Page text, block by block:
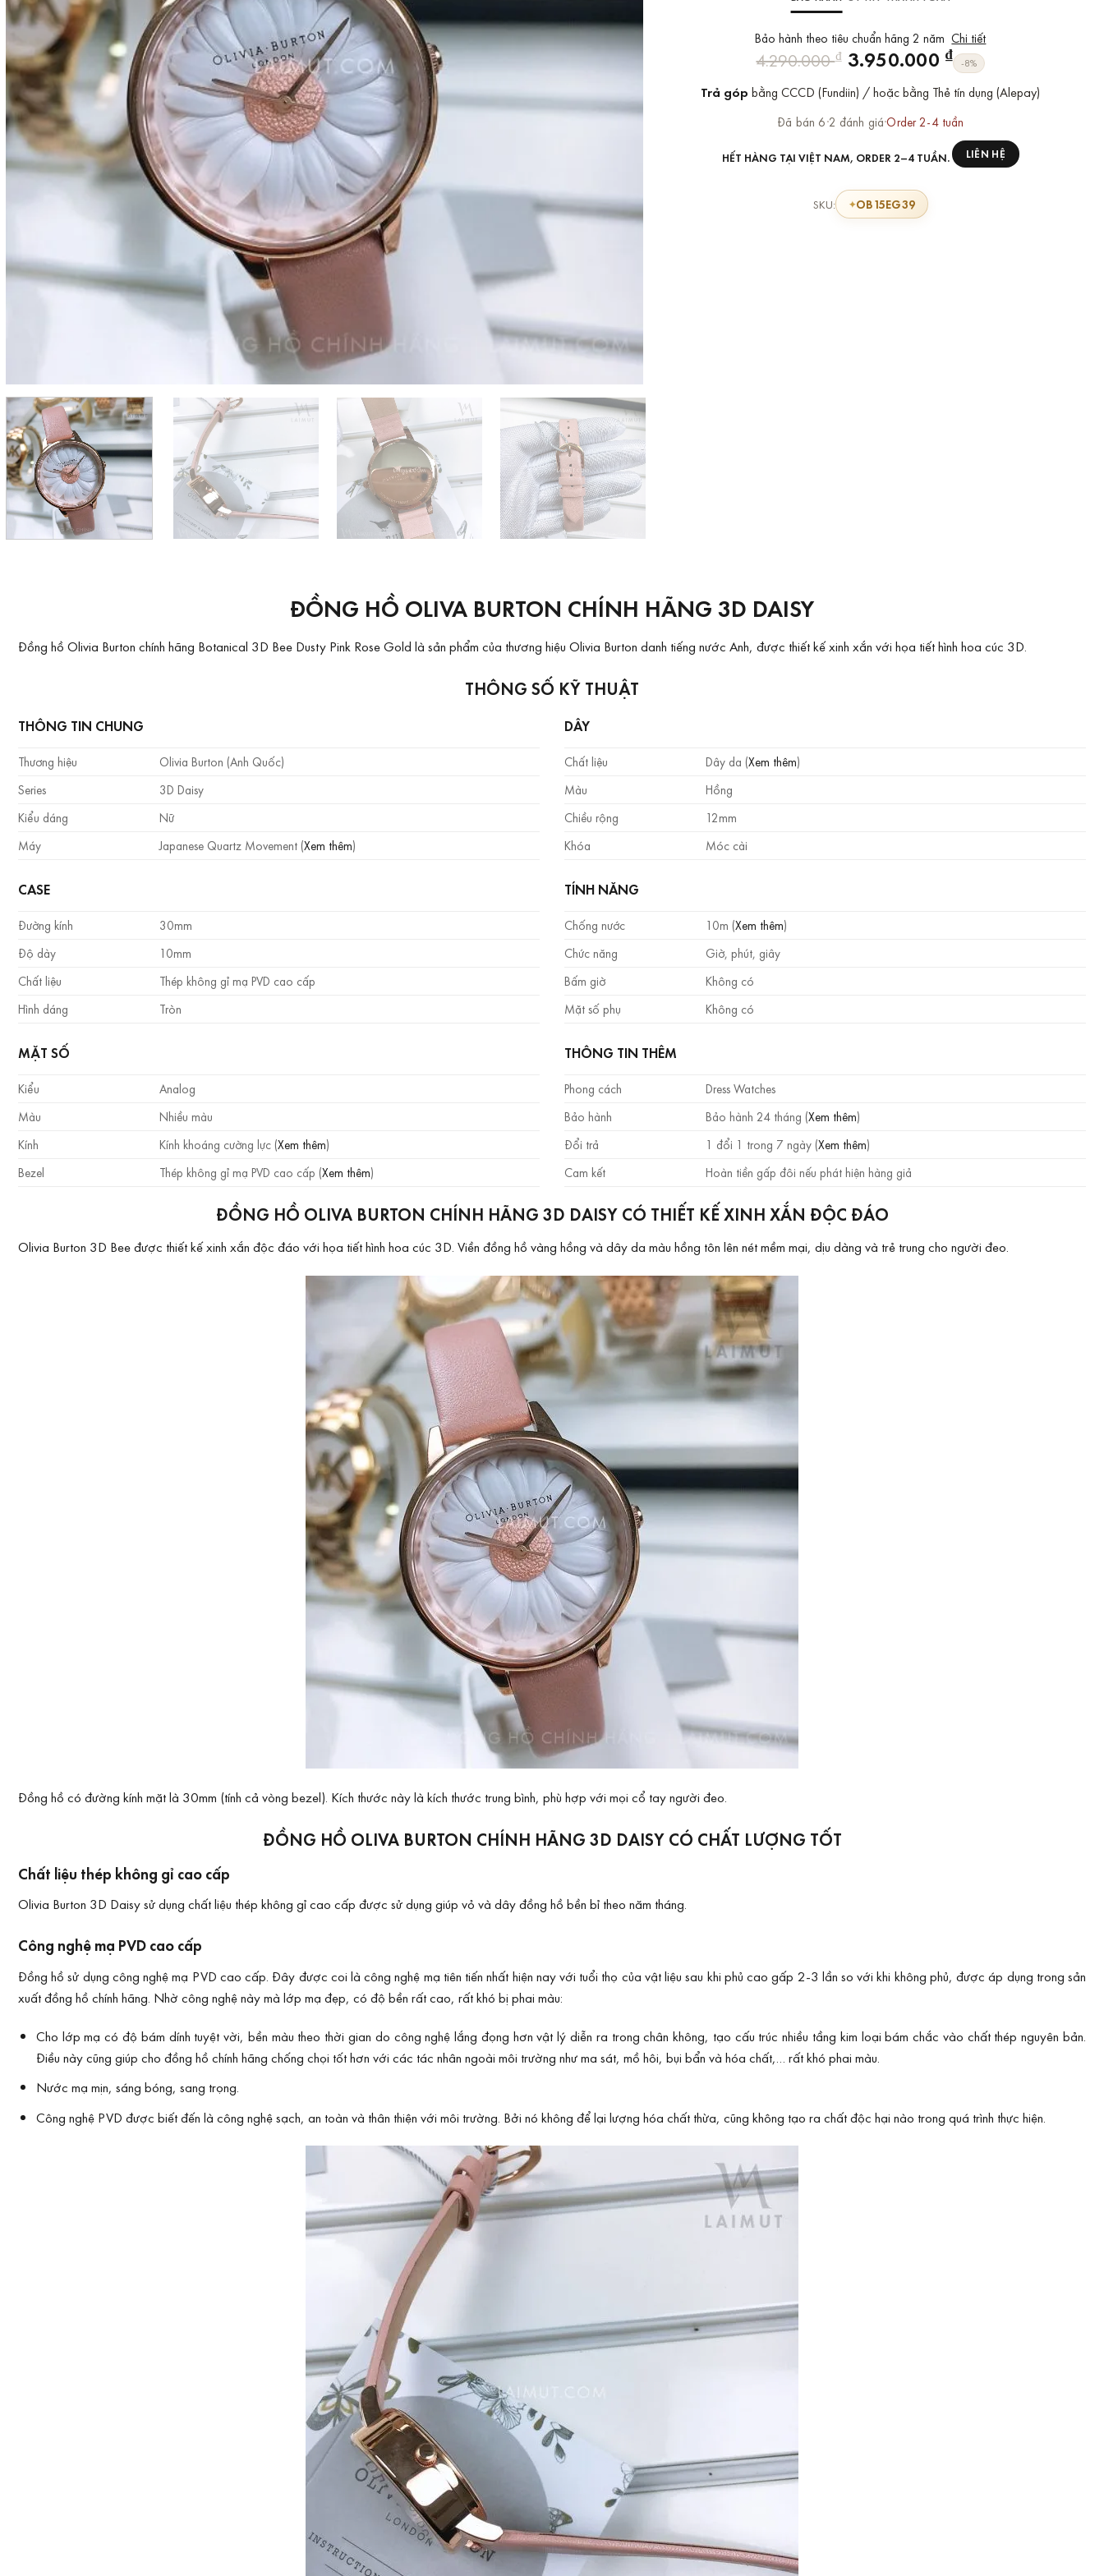
Bảo hành theo tiêu chuẩn hãng 2 nămChi tiết
4.290.000₫ Giá
là:
4.290.000 ₫.
3.950.000 ₫
Giá
tại
là:
3.950.000 ₫.
-8%
Trả góp bằng CCCD (Fundiin) / hoặc bằng Thẻ tín dụng (Alepay)
Đã bán 6·2 đánh giá·Order 2-4 tuần
HẾT HÀNG TẠI VIỆT NAM, ORDER 2–4 TUẦN. LIÊN HỆ
SKU: OB15EG39
ĐỒNG HỒ OLIVA BURTON CHÍNH HÃNG 3D DAISY
Đồng hồ Olivia Burton chính hãng Botanical 3D Bee Dusty Pink Rose Gold là sản phẩm của thương hiệu Olivia Burton danh tiếng nước Anh, được thiết kế xinh xắn với họa tiết hình hoa cúc 3D.
THÔNG SỐ KỸ THUẬT
THÔNG TIN CHUNG
Thương hiệu
Olivia Burton (Anh Quốc)
Series
3D Daisy
Kiểu dáng
Nữ
Máy
Japanese Quartz Movement (Xem thêm)
CASE
Đường kính
30mm
Độ dày
10mm
Chất liệu
Thép không gỉ mạ PVD cao cấp
Hình dáng
Tròn
MẶT SỐ
Kiểu
Analog
Màu
Nhiều màu
Kính
Kính khoáng cường lực (Xem thêm)
Bezel
Thép không gỉ mạ PVD cao cấp (Xem thêm)
DÂY
Chất liệu Dây da (Xem thêm)
Màu
Hồng
Chiều rộng
12mm
Khóa
Móc cài
TÍNH NĂNG
Chống nước 10m (Xem thêm)
Chức năng
Giờ, phút, giây
Bấm giờ
Không có
Mặt số phụ
Không có
THÔNG TIN THÊM
Phong cách
Dress Watches
Bảo hành
Bảo hành 24 tháng (Xem thêm)
Đổi trả
1 đổi 1 trong 7 ngày (Xem thêm)
Cam kết
Hoàn tiền gấp đôi nếu phát hiện hàng giả
ĐỒNG HỒ OLIVA BURTON CHÍNH HÃNG 3D DAISY CÓ THIẾT KẾ XINH XẮN ĐỘC ĐÁO
Olivia Burton 3D Bee được thiết kế xinh xắn độc đáo với họa tiết hình hoa cúc 3D. Viền đồng hồ vàng hồng và dây da màu hồng tôn lên nét mềm mại, dịu dàng và trẻ trung cho người đeo.
Đồng hồ có đường kính mặt là 30mm (tính cả vòng bezel). Kích thước này là kích thước trung bình, phù hợp với mọi cổ tay người đeo.
ĐỒNG HỒ OLIVA BURTON CHÍNH HÃNG 3D DAISY CÓ CHẤT LƯỢNG TỐT
Chất liệu thép không gỉ cao cấp
Olivia Burton 3D Daisy sử dụng chất liệu thép không gỉ cao cấp được sử dụng giúp vỏ và dây đồng hồ bền bỉ theo năm tháng.
Công nghệ mạ PVD cao cấp
Đồng hồ sử dụng công nghệ mạ PVD cao cấp. Đây được coi là công nghệ mạ tiên tiến nhất hiện nay với tuổi thọ của vật liệu sau khi phủ cao gấp 2-3 lần so với khi không phủ, được áp dụng trong sản
xuất đồng hồ chính hãng. Nhờ công nghệ này mà lớp mạ đẹp, có độ bền rất cao, rất khó bị phai màu:
Cho lớp mạ có độ bám dính tuyệt vời, bền màu theo thời gian do công nghệ lắng đọng hơn vật lý diễn ra trong chân không, tạo cấu trúc nhiều tầng kim loại bám chắc vào chất thép nguyên bản.
Điều này cũng giúp cho đồng hồ chính hãng chống chọi tốt hơn với các tác nhân ngoài môi trường như ma sát, mồ hôi, bụi bẩn và hóa chất,… rất khó phai màu.
Nước mạ mịn, sáng bóng, sang trọng.
Công nghệ PVD được biết đến là công nghệ sạch, an toàn và thân thiện với môi trường. Bởi nó không để lại lượng hóa chất thừa, cũng không tạo ra chất độc hại nào trong quá trình thực hiện.